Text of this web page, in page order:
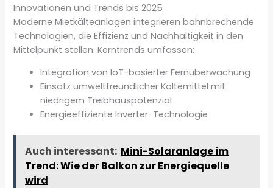
Innovationen und Trends bis 2025
Moderne Mietkälteanlagen integrieren bahnbrechende
Technologien, die Effizienz und Nachhaltigkeit in den
Mittelpunkt stellen. Kerntrends umfassen:
Integration von IoT-basierter Fernüberwachung
Einsatz umweltfreundlicher Kältemittel mit
niedrigem Treibhauspotenzial
Energieeffiziente Inverter-Technologie
Auch interessant: Mini-Solaranlage im
Trend: Wie der Balkon zur Energiequelle
wird